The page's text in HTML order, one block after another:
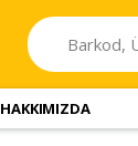
HAKKIMIZDA